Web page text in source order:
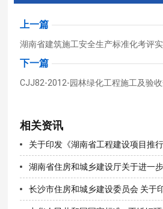
上一篇
湖南省建筑施工安全生产标准化考评
下一篇
CJJ82-2012-园林绿化工程施工及验
相关资讯